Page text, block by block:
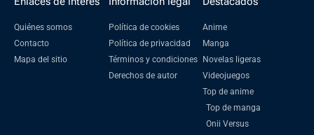
Quiénes somos
Contacto
Mapa del sitio
Política de cookies
Política de privacidad
Términos y condiciones
Derechos de autor
Anime
Manga
Novelas ligeras
Videojuegos
Top de anime
Top de manga
Onii Versus